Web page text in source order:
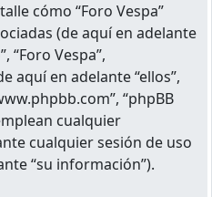
cómo “Foro Vespa”
(de aquí en adelante
“Foro Vespa”,
aquí en adelante “ellos”,
“phpBB
cualquier
cualquier sesión de uso
“su información”).